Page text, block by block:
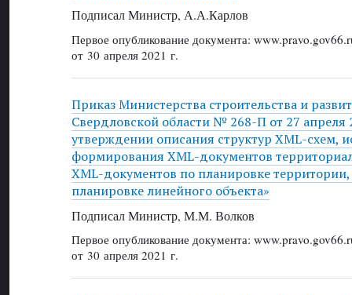
Подписал Министр, А.А.Карлов
Первое опубликование документа:
от 30 апреля 2021 г.
Приказ Министерства строительства и
Свердловской области № 268-П от 27 апреля
утверждении описания структур XML-схем,
формирования XML-документов
XML-документов по планировке
планировке линейного объекта»
Подписал Министр, М.М. Волков
Первое опубликование документа:
от 30 апреля 2021 г.